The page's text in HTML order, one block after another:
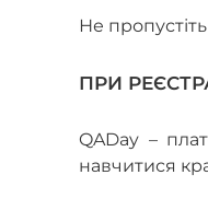
Не
ПРИ
QADay –
навчитися